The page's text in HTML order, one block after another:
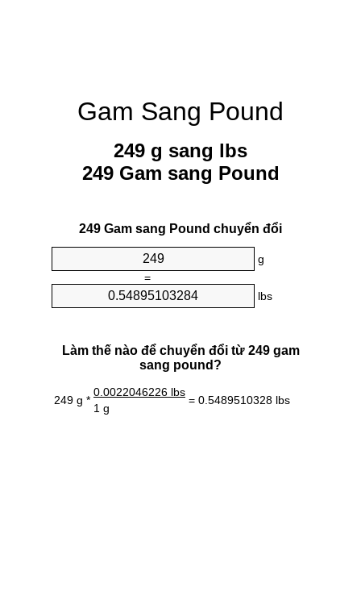
Gam Sang Pound
249 g sang lbs
249 Gam sang Pound
249 Gam sang Pound chuyển đổi
g
=
lbs
Làm thế nào để chuyển đổi từ 249 gam
sang pound?
249 g *
0.0022046226 lbs
= 0.5489510328 lbs
1 g